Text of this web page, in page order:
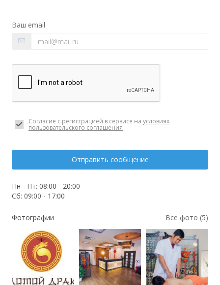
Ваш email
Согласие с регистрацией в сервисе на условиях
пользовательского соглашения
Отправить сообщение
Пн - Пт: 08:00 - 20:00
Сб: 09:00 - 17:00
Фотографии Все фото (5)